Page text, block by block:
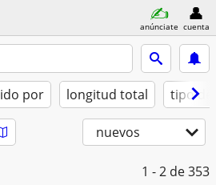
anúnciate cuenta
por longitud total tipo
nuevos
1 - 2 de 353